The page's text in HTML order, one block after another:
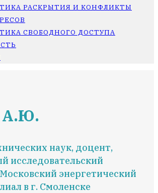
РАСКРЫТИЯ И КОНФЛИКТЫ
СВОБОДНОГО ДОСТУПА
А.Ю.
наук, доцент,
исследовательский
энергетический
в г. Смоленске